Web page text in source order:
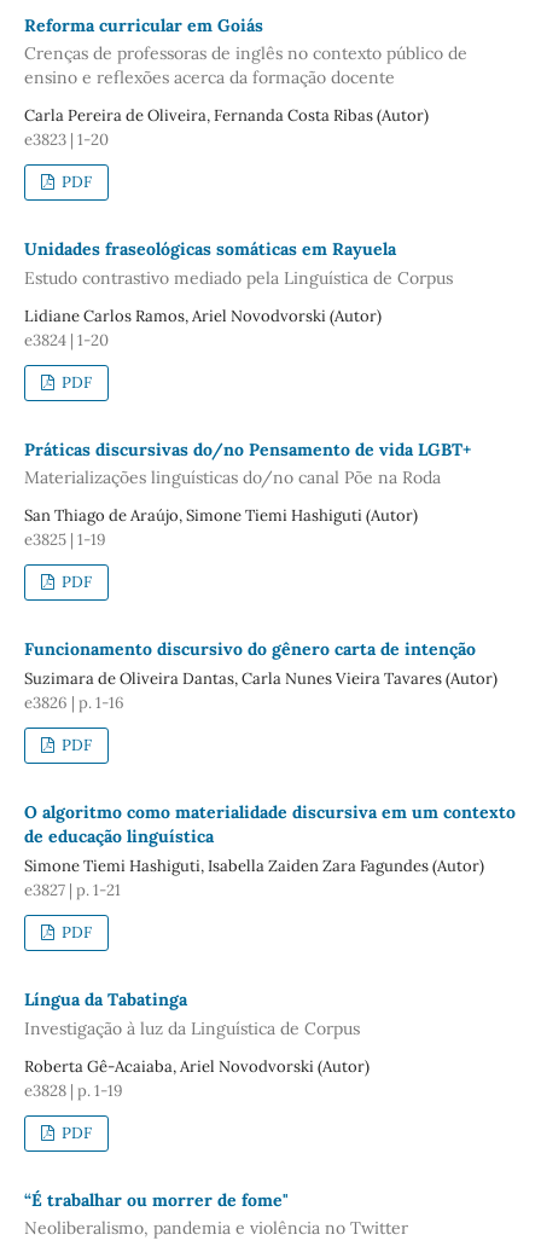
Reforma curricular em Goiás
Crenças de professoras de inglês no contexto público de
ensino e reflexões acerca da formação docente
Carla Pereira de Oliveira, Fernanda Costa Ribas (Autor)
e3823 | 1-20
PDF
Unidades fraseológicas somáticas em Rayuela
Estudo contrastivo mediado pela Linguística de Corpus
Lidiane Carlos Ramos, Ariel Novodvorski (Autor)
e3824 | 1-20
PDF
Práticas discursivas do/no Pensamento de vida LGBT+
Materializações linguísticas do/no canal Põe na Roda
San Thiago de Araújo, Simone Tiemi Hashiguti (Autor)
e3825 | 1-19
PDF
Funcionamento discursivo do gênero carta de intenção
Suzimara de Oliveira Dantas, Carla Nunes Vieira Tavares (Autor)
e3826 | p. 1-16
PDF
O algoritmo como materialidade discursiva em um contexto
de educação linguística
Simone Tiemi Hashiguti, Isabella Zaiden Zara Fagundes (Autor)
e3827 | p. 1-21
PDF
Língua da Tabatinga
Investigação à luz da Linguística de Corpus
Roberta Gê-Acaiaba, Ariel Novodvorski (Autor)
e3828 | p. 1-19
PDF
“É trabalhar ou morrer de fome"
Neoliberalismo, pandemia e violência no Twitter